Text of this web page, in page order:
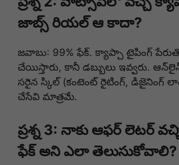
జాబ్స్ రియల్ ఆ కాదా?
జవాబు: 99% ఫేక్. క్యాప్చా టైపింగ్
చేయిస్తారు, కానీ డబ్బులు ఇవ్వరు.
సరైన స్కిల్ (కంటెంట్ రైటింగ్, డిజైనింగ్
చేసేవి మాత్రమే.
ప్రశ్న 3: నాకు ఆఫర్ లెటర్
ఫేక్ అని ఎలా తెలుసుకోవాలి?